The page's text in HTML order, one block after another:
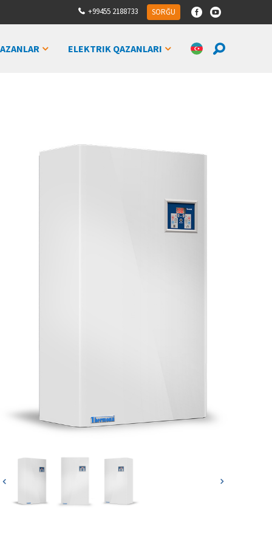
+99455 2188733 SORĞU
ELEKTRIK QAZANLARI